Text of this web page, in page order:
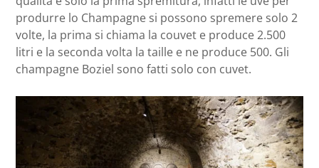
produrre lo Champagne si possono spremere solo 2
volte, la prima si chiama la couvet e produce 2.500
litri e la seconda volta la taille e ne produce 500. Gli
champagne Boziel sono fatti solo con cuvet.